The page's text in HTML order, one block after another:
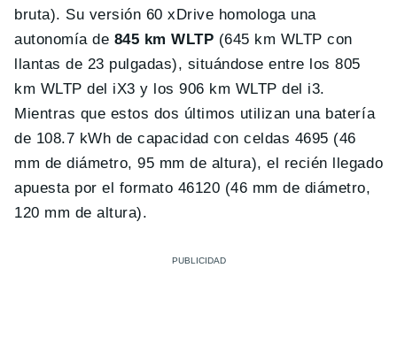
bruta). Su versión 60 xDrive homologa una
autonomía de 845 km WLTP (645 km WLTP con
llantas de 23 pulgadas), situándose entre los 805
km WLTP del iX3 y los 906 km WLTP del i3.
Mientras que estos dos últimos utilizan una batería
de 108.7 kWh de capacidad con celdas 4695 (46
mm de diámetro, 95 mm de altura), el recién llegado
apuesta por el formato 46120 (46 mm de diámetro,
120 mm de altura).